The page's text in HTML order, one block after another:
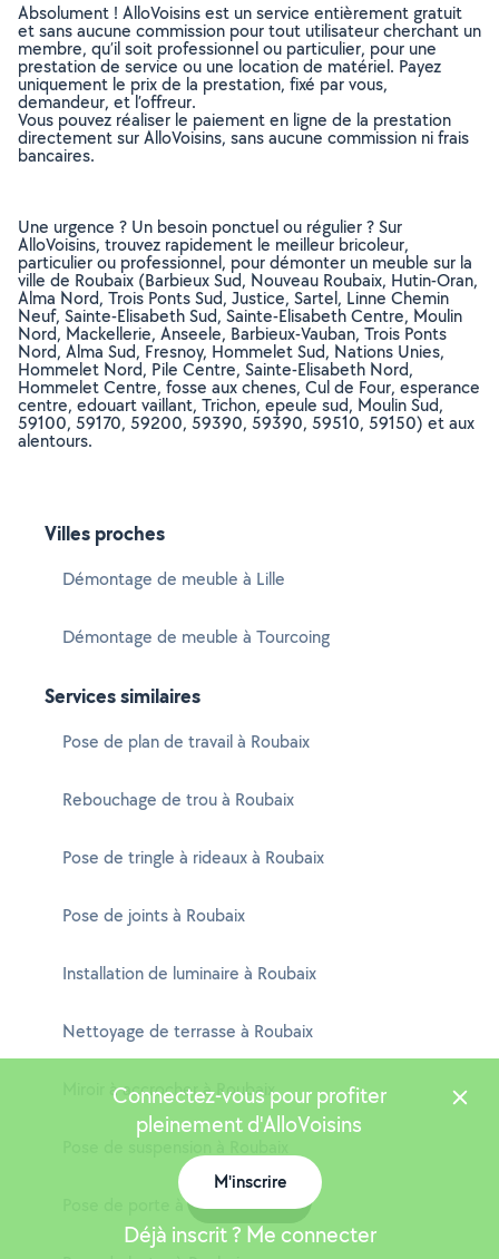
Absolument ! AlloVoisins est un service entièrement gratuit
et sans aucune commission pour tout utilisateur cherchant un
membre, qu’il soit professionnel ou particulier, pour une
prestation de service ou une location de matériel. Payez
uniquement le prix de la prestation, fixé par vous,
demandeur, et l’offreur.
Vous pouvez réaliser le paiement en ligne de la prestation
directement sur AlloVoisins, sans aucune commission ni frais
bancaires.
Une urgence ? Un besoin ponctuel ou régulier ? Sur
AlloVoisins, trouvez rapidement le meilleur bricoleur,
particulier ou professionnel, pour démonter un meuble sur la
ville de Roubaix (Barbieux Sud, Nouveau Roubaix, Hutin-Oran,
Alma Nord, Trois Ponts Sud, Justice, Sartel, Linne Chemin
Neuf, Sainte-Elisabeth Sud, Sainte-Elisabeth Centre, Moulin
Nord, Mackellerie, Anseele, Barbieux-Vauban, Trois Ponts
Nord, Alma Sud, Fresnoy, Hommelet Sud, Nations Unies,
Hommelet Nord, Pile Centre, Sainte-Elisabeth Nord,
Hommelet Centre, fosse aux chenes, Cul de Four, esperance
centre, edouart vaillant, Trichon, epeule sud, Moulin Sud,
59100, 59170, 59200, 59390, 59390, 59510, 59150) et aux
alentours.
Villes proches
Démontage de meuble à Lille
Démontage de meuble à Tourcoing
Services similaires
Pose de plan de travail à Roubaix
Rebouchage de trou à Roubaix
Pose de tringle à rideaux à Roubaix
Pose de joints à Roubaix
Installation de luminaire à Roubaix
Nettoyage de terrasse à Roubaix
Miroir à accrocher à Roubaix
Pose de porte à Roubaix
Connectez-vous pour profiter
pleinement d'AlloVoisins
M'inscrire
Déjà inscrit ? Me connecter